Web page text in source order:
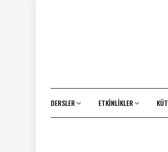
DERSLER ETKINLIKLER